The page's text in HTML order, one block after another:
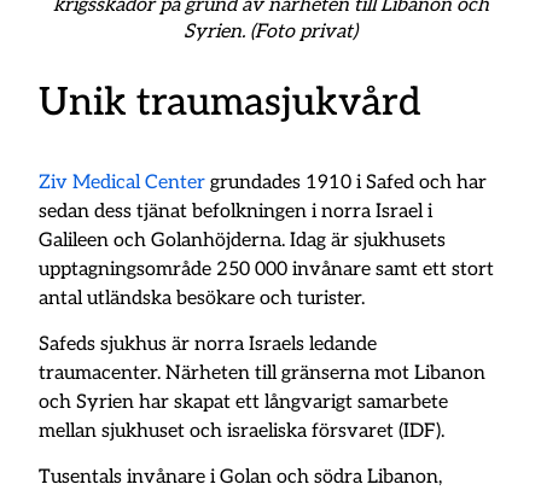
krigsskador på grund av närheten till Libanon och
Syrien. (Foto privat)
Unik traumasjukvård
Ziv Medical Center grundades 1910 i Safed och har
sedan dess tjänat befolkningen i norra Israel i
Galileen och Golanhöjderna. Idag är sjukhusets
upptagningsområde 250 000 invånare samt ett stort
antal utländska besökare och turister.
Safeds sjukhus är norra Israels ledande
traumacenter. Närheten till gränserna mot Libanon
och Syrien har skapat ett långvarigt samarbete
mellan sjukhuset och israeliska försvaret (IDF).
Tusentals invånare i Golan och södra Libanon,